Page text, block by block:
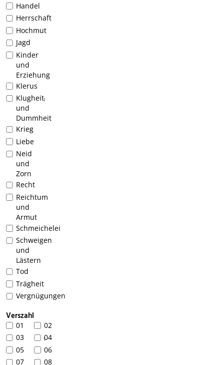
Handel
Herrschaft
Hochmut
Jagd
Kinder
und
Erziehung
Klerus
1
Klugheit
und
Dummheit
Krieg
Liebe
Neid
und
Zorn
Recht
Reichtum
und
Armut
Schmeichelei
Schweigen
und
Lästern
Tod
Trägheit
Vergnügungen
Verszahl
01
02
03
104
05
06
07
08